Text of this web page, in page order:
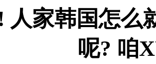
人家韩国怎么
呢? 咱